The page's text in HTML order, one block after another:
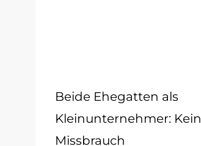
Beide Ehegatten als
Kleinunternehmer: Kein
Missbrauch